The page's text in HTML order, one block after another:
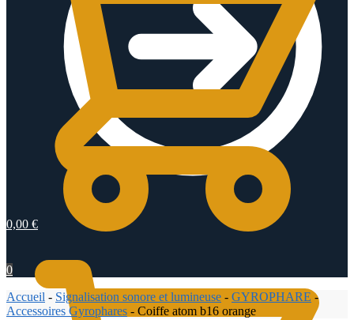
0,00 €
0
Accueil - Signalisation sonore et lumineuse - GYROPHARE -
Accessoires Gyrophares - Coiffe atom b16 orange